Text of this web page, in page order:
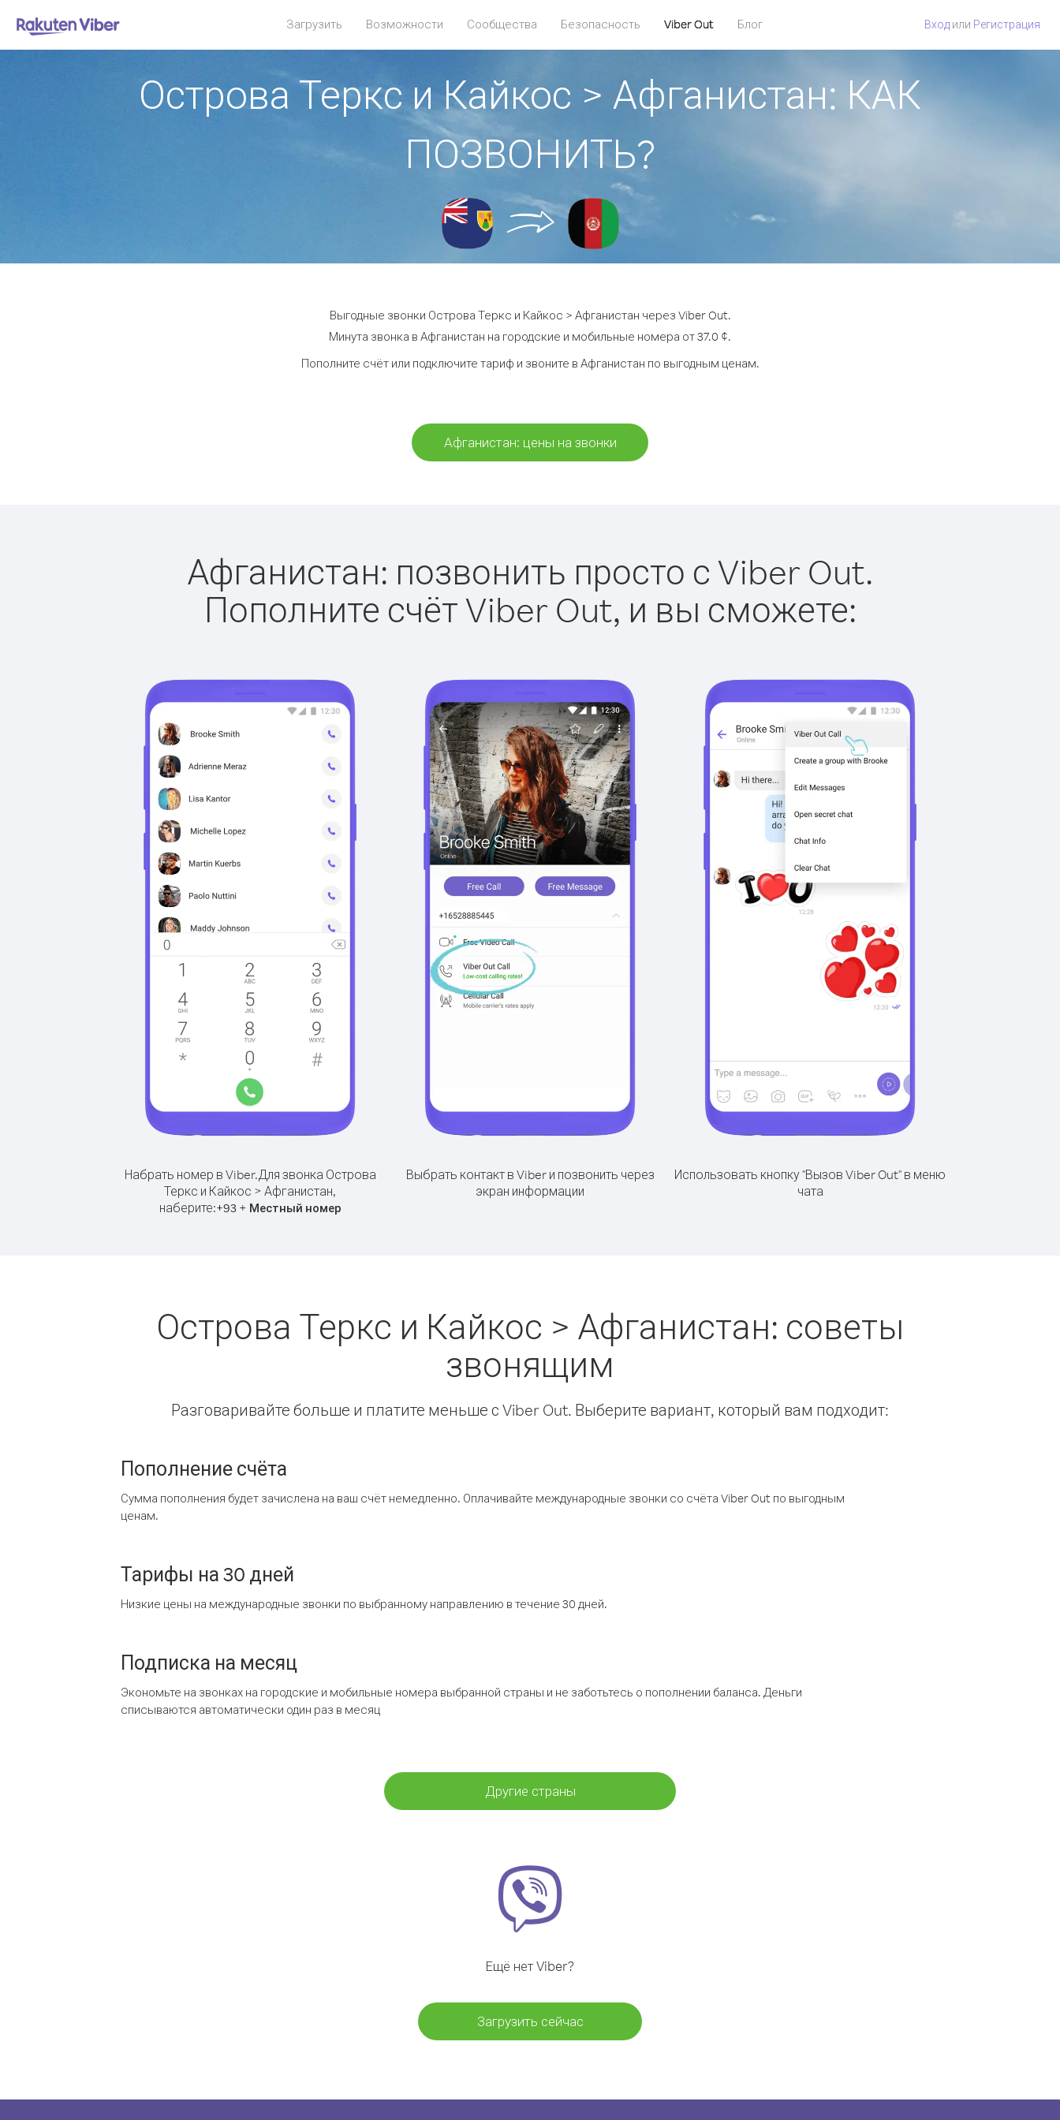
Загрузить Возможности Сообщества Безопасность Viber Out Блог Вход или Регистрация
Острова Теркс и Кайкос > Афганистан: КАК
ПОЗВОНИТЬ?
Выгодные звонки Острова Теркс и Кайкос > Афганистан через Viber Out.
Минута звонка в Афганистан на городские и мобильные номера от 37.0 ¢.
Пополните счёт или подключите тариф и звоните в Афганистан по выгодным ценам.
Афганистан: цены на звонки
Афганистан: позвонить просто с Viber Out.
Пополните счёт Viber Out, и вы сможете:
Набрать номер в Viber.Для звонка Острова
Теркс и Кайкос > Афганистан,
наберите:+93+ Местный номер
Выбрать контакт в Viber и позвонить через
экран информации
Использовать кнопку "Вызов Viber Out" в меню
чата
Острова Теркс и Кайкос > Афганистан: советы
звонящим
Разговаривайте больше и платите меньше с Viber Out. Выберите вариант, который вам подходит:
Пополнение счёта
Сумма пополнения будет зачислена на ваш счёт немедленно. Оплачивайте международные звонки со счёта Viber Out по выгодным
ценам.
Тарифы на 30 дней
Низкие цены на международные звонки по выбранному направлению в течение 30 дней.
Подписка на месяц
Экономьте на звонках на городские и мобильные номера выбранной страны и не заботьтесь о пополнении баланса. Деньги
списываются автоматически один раз в месяц
Другие страны
Ещё нет Viber?
Загрузить сейчас